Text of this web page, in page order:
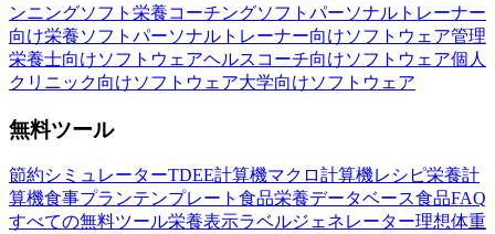
ンニングソフト 栄養コーチングソフト パーソナルトレーナー
向け栄養ソフト パーソナルトレーナー向けソフトウェア管理
栄養士向けソフトウェアヘルスコーチ向けソフトウェア個人
クリニック向けソフトウェア大学向けソフトウェア
無料ツール
節約シミュレーターTDEE計算機マクロ計算機レシピ栄養計
算機食事プランテンプレート 食品栄養データベース食品FAQ
すべての無料ツール栄養表示ラベルジェネレーター理想体重